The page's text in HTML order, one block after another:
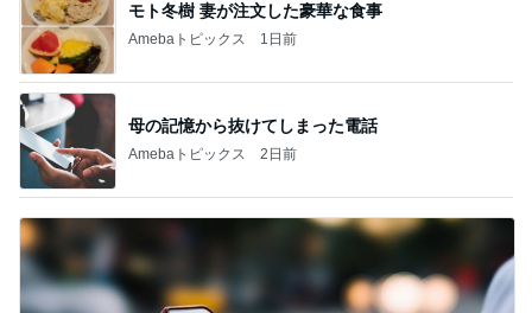
モト冬樹 妻が注文した豪華な食事
Amebaトピックス 1日前
母の記憶から抜けてしまった電話
Amebaトピックス 2日前